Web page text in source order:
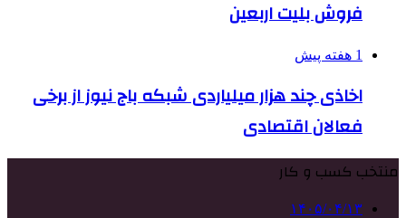
فروش بلیت اربعین
1 هفته پیش
اخاذی چند هزار میلیاردی شبکه باج نیوز از برخی
فعالان اقتصادی
منتخب کسب و کار
۱۴۰۵/۰۴/۱۳